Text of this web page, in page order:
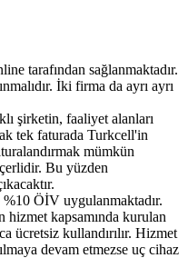
tarafından sağlanmaktadır.
İki firma da ayrı ayrı
şirketin, faaliyet alanları
tek faturada Turkcell'in
mümkün
Bu yüzden
ÖİV uygulanmaktadır.
hizmet kapsamında kurulan
ücretsiz kullandırılır. Hizmet
devam etmezse uç cihaz